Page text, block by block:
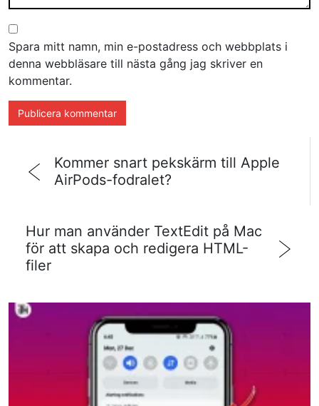
Spara mitt namn, min e-postadress och webbplats i
denna webbläsare till nästa gång jag skriver en
kommentar.
Kommer snart pekskärm till Apple
AirPods-fodralet?
Hur man använder TextEdit på Mac
för att skapa och redigera HTML-
filer